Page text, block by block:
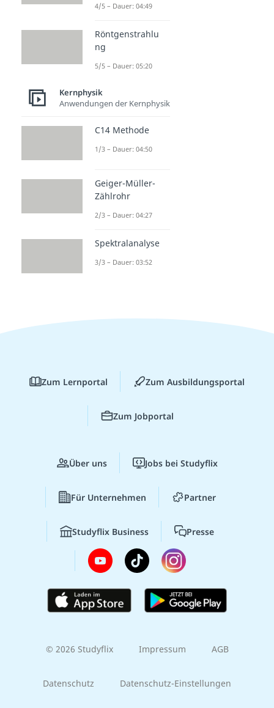
4/5 – Dauer: 04:49
Röntgenstrahlu
ng
5/5 – Dauer: 05:20
Kernphysik
Anwendungen der Kernphysik
C14 Methode
1/3 – Dauer: 04:50
Geiger-Müller-
Zählrohr
2/3 – Dauer: 04:27
Spektralanalyse
3/3 – Dauer: 03:52
Zum Lernportal Zum Ausbildungsportal
Zum Jobportal
Über uns Jobs bei Studyflix
Für Unternehmen Partner
Studyflix Business Presse
© 2026 Studyflix Impressum AGB
Datenschutz Datenschutz-Einstellungen